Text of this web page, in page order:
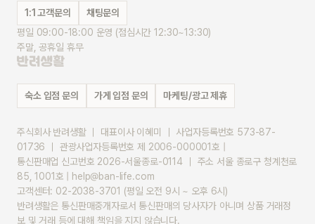
1:1 고객문의
채팅문의
평일 09:00-18:00 운영 (점심시간 12:30~13:30)
주말, 공휴일 휴무
숙소 입점 문의 가게 입점 문의 마케팅/광고 제휴
주식회사 반려생활 ｜ 대표이사 이혜미 ｜ 사업자등록번호 573-87-
01736 ｜ 관광사업자등록번호 제 2006-000001호 |
통신판매업 신고번호 2026-서울종로-0114 ｜ 주소 서울 종로구 청계천로
85, 1001호 | help@ban-life.com
고객센터: 02-2038-3701 (평일 오전 9시 ~ 오후 6시)
반려생활은 통신판매중개자로서 통신판매의 당사자가 아니며 상품 거래정
보 및 거래 등에 대해 책임을 지지 않습니다.